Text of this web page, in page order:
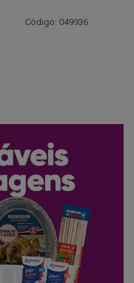
Código: 062469